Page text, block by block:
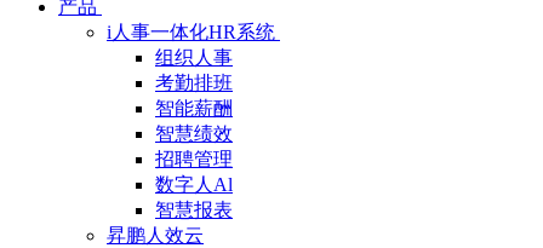
产品
i人事一体化HR系统
组织人事
考勤排班
智能薪酬
智慧绩效
招聘管理
数字人Al
智慧报表
昇鹏人效云